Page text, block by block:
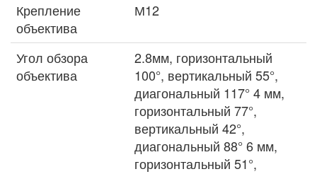
Крепление
объектива
М12
Угол обзора
объектива
2.8мм, горизонтальный
100°, вертикальный 55°,
диагональный 117° 4 мм,
горизонтальный 77°,
вертикальный 42°,
диагональный 88° 6 мм,
горизонтальный 51°,